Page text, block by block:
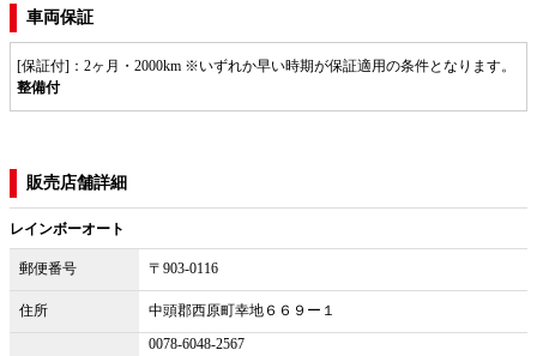
車両保証
[保証付]：2ヶ月・2000km ※いずれか早い時期が保証適用の条件となります。
整備付
販売店舗詳細
レインボーオート
郵便番号 〒903-0116
住所 中頭郡西原町幸地６６９ー１
0078-6048-2567